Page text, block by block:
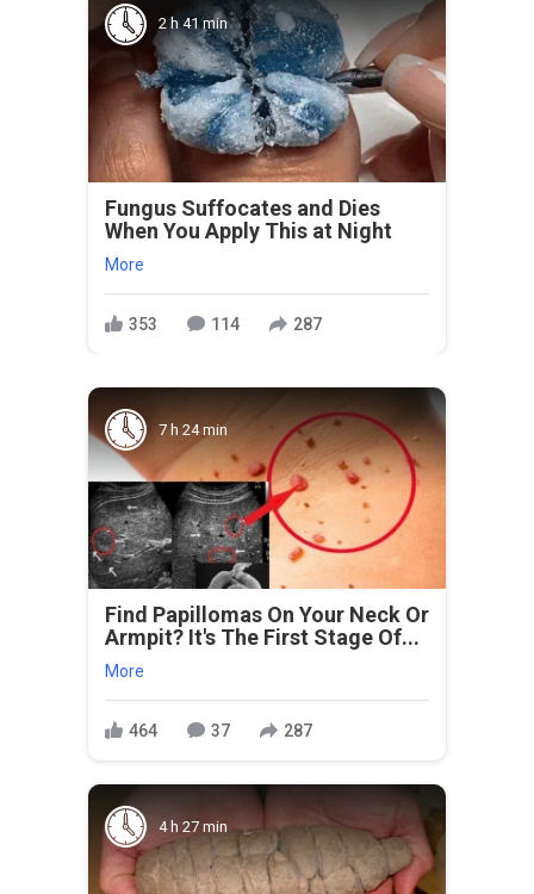
2 h 41 min
Fungus Suffocates and Dies
When You Apply This at Night
More
353 114 287
7 h 24 min
Find Papillomas On Your Neck Or
Armpit? It's The First Stage Of...
More
464 37 287
4 h 27 min